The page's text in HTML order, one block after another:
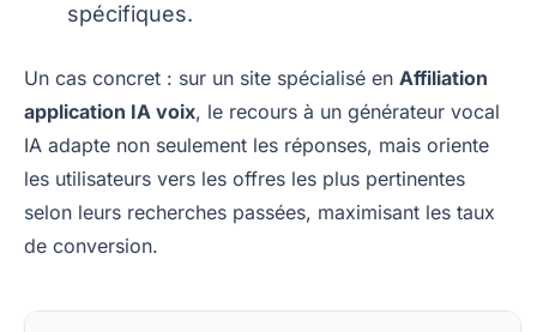
spécifiques.
Un cas concret : sur un site spécialisé en Affiliation
application IA voix, le recours à un générateur vocal
IA adapte non seulement les réponses, mais oriente
les utilisateurs vers les offres les plus pertinentes
selon leurs recherches passées, maximisant les taux
de conversion.